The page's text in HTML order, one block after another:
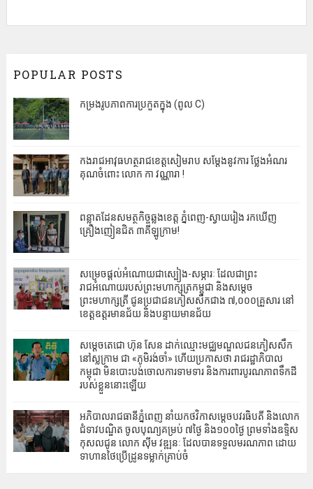
POPULAR POSTS
កម្រងរូបភាពការប្រកួតក្នុង (ពូល C)
កងរាជអាវុធហត្ថរាជខេត្តសៀមរាប សម្តែងនូវការ ថ្លែងអំណរ
គុណចំពោះ លោក កា វណ្ណារា !
ពន្លាតដែនសមត្ថកិច្ចឆ្លងខេត្ត ភ្នំពេញ-ស្វាយរៀង រកឃើញ
គ្រឿងញៀនជិត ៣គីឡូក្រាម!
សម្រេចផ្តល់អំណោយជាស្បៀង-សម្ភារៈ ដែលជាព្រះ
រាជអំណោយរបស់ព្រះមហាក្សត្រកម្ពុជា និងសម្តេច
ព្រះមហាក្សត្រី ជូនប្រជាជនភៀសសឹកជាង ៧,០០០គ្រួសារ នៅ
ខេត្តឧត្តរមានជ័យ និងបន្ទាយមានជ័យ
សម្តេចតេជោ ហ៊ុន សែន ដាក់ឈ្មោះ​មជ្ឈមណ្ឌល​ជនភៀសសឹក
នៅស្លក្រាម ជា «ភូមិរង់ចាំ» ហើយប្រកាសថា រាជរដ្ឋាភិបាល
កម្ពុជា មិនបោះបង់ចោលការទាមទារ និងការពារបូរណភាពទឹកដី
របស់ខ្លួននោះឡើយ
អភិបាល‎រាជធានីភ្នំពេញ នាំយកថវិកាសម្ដេចបវរធិបតី និងលោក
ជំទាវបណ្ឌិត ចូលបុណ្យគម្រប់ ៧ថ្ងៃ និង១០០ថ្ងៃ ព្រមទាំងឧទ្ទិស
កុសលជូន លោក ស៊ីម វឌ្ឍនៈ ដែលបានទទួលមរណភាព ដោយ
ទាហានថៃប្រើដ្រូនទម្លាក់គ្រាប់ចំ